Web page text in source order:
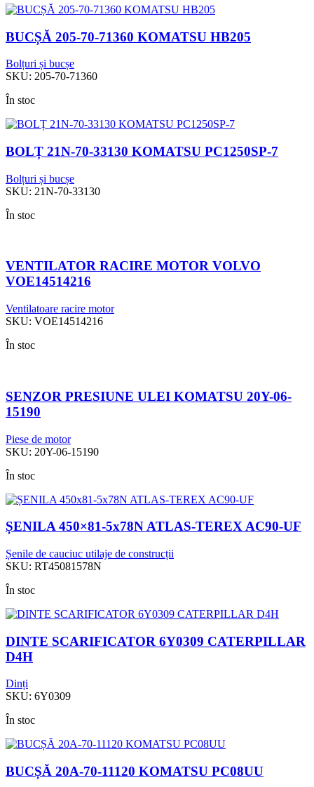
BUCȘĂ 205-70-71360 KOMATSU HB205
Bolțuri și bucșe
SKU: 205-70-71360
În stoc
BOLȚ 21N-70-33130 KOMATSU PC1250SP-7
Bolțuri și bucșe
SKU: 21N-70-33130
În stoc
VENTILATOR RACIRE MOTOR VOLVO
VOE14514216
Ventilatoare racire motor
SKU: VOE14514216
În stoc
SENZOR PRESIUNE ULEI KOMATSU 20Y-06-
15190
Piese de motor
SKU: 20Y-06-15190
În stoc
ȘENILA 450×81-5x78N ATLAS-TEREX AC90-UF
Șenile de cauciuc utilaje de construcții
SKU: RT45081578N
În stoc
DINTE SCARIFICATOR 6Y0309 CATERPILLAR
D4H
Dinți
SKU: 6Y0309
În stoc
BUCȘĂ 20A-70-11120 KOMATSU PC08UU